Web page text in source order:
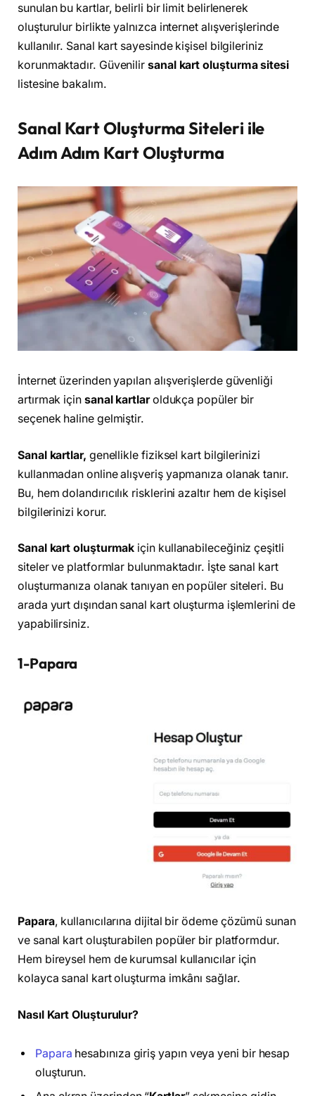
sunulan bu kartlar, belirli bir limit belirlenerek
oluşturulur birlikte yalnızca internet alışverişlerinde
kullanılır. Sanal kart sayesinde kişisel bilgileriniz
korunmaktadır. Güvenilirsanal kart oluşturma sitesi
listesine bakalım.
Sanal Kart Oluşturma Siteleri ile
Adım Adım Kart Oluşturma
İnternet üzerinden yapılan alışverişlerde güvenliği
artırmak için sanal kartlaroldukça popüler bir
seçenek haline gelmiştir.
Sanal kartlar, genellikle fiziksel kart bilgilerinizi
kullanmadan online alışveriş yapmanıza olanak tanır.
Bu, hem dolandırıcılık risklerini azaltır hem de kişisel
bilgilerinizi korur.
Sanal kart oluşturmak için kullanabileceğiniz çeşitli
siteler ve platformlar bulunmaktadır. İşte sanal kart
oluşturmanıza olanak tanıyan en popüler siteleri. Bu
arada yurt dışından sanal kart oluşturma işlemlerini de
yapabilirsiniz.
1-Papara
Papara, kullanıcılarına dijital bir ödeme çözümü sunan
ve sanal kart oluşturabilen popüler bir platformdur.
Hem bireysel hem de kurumsal kullanıcılar için
kolayca sanal kart oluşturma imkânı sağlar.
Nasıl Kart Oluşturulur?
Papara hesabınıza giriş yapın veya yeni bir hesap
oluşturun.